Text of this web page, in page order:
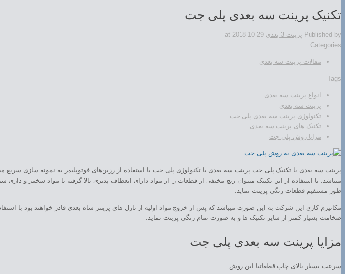
تکنیک پرینت سه بعدی پلی جت
Published by پرینت 3 بعدی at 2018-10-29
Categories
مقالات پرینت سه بعدی
Tags
انواع پرینت سه بعدی
پرینت سه بعدی
تکنولوژی پرینت سه بعدی پلی جت
تکنیک های پرینت سه بعدی
مزایا روش پلی جت
پرینت سه بعدی با تکنیک پلی جت پرینت سه بعدی با تکنولوژی پلی جت با استفاده از رزین‌های فوتوپلیمر به نمونه سازی سریع
میباشد. با استفاده از این تکنیک میتوان رنج مختفی از قطعات را از مواد دارای انعطاف پذیری بالا گرفته تا مواد سختتر و
طور مستقیم قطعات رنگی پرینت نماید.
ضخامت بسیار کمتر از سایر تکنیک ها و به صورت تمام رنگی پرینت نماید.
مزایا پرینت سه بعدی پلی جت
سرعت بسیار بالای چاپ قطعاتبا این روش